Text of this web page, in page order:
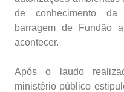
de conhecimento da
barragem de Fundão
acontecer.
Após o laudo
ministério público